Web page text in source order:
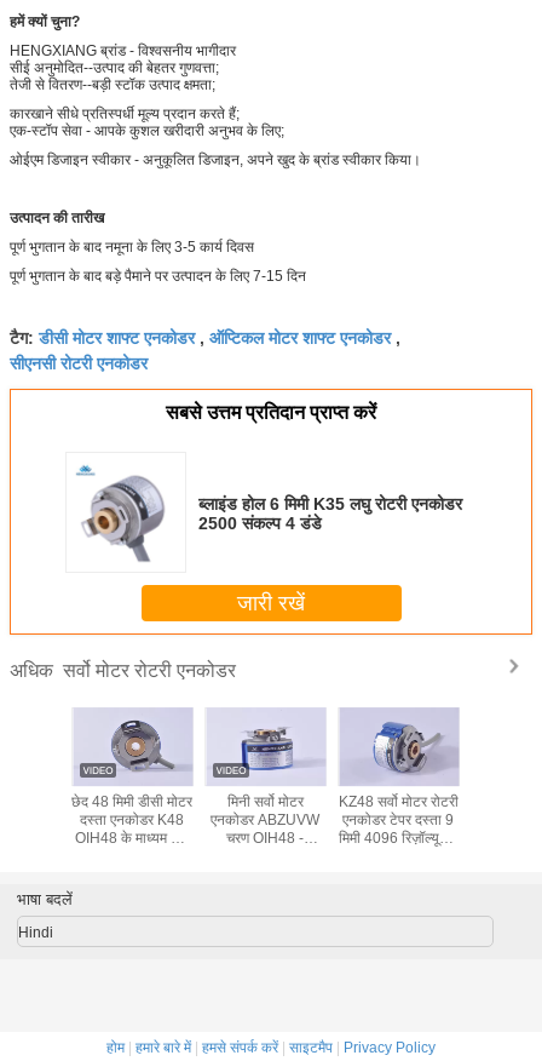
हमें क्यों चुना?
HENGXIANG ब्रांड - विश्वसनीय भागीदार
सीई अनुमोदित--उत्पाद की बेहतर गुणवत्ता;
तेजी से वितरण--बड़ी स्टॉक उत्पाद क्षमता;
कारखाने सीधे प्रतिस्पर्धी मूल्य प्रदान करते हैं;
एक-स्टॉप सेवा - आपके कुशल खरीदारी अनुभव के लिए;
ओईएम डिजाइन स्वीकार - अनुकूलित डिजाइन, अपने खुद के ब्रांड स्वीकार किया।
उत्पादन की तारीख
पूर्ण भुगतान के बाद नमूना के लिए 3-5 कार्य दिवस
पूर्ण भुगतान के बाद बड़े पैमाने पर उत्पादन के लिए 7-15 दिन
टैग:डीसी मोटर शाफ्ट एनकोडर, ऑप्टिकल मोटर शाफ्ट एनकोडर,
सीएनसी रोटरी एनकोडर
सबसे उत्तम प्रतिदान प्राप्त करें
ब्लाइंड होल 6 मिमी K35 लघु रोटरी एनकोडर
2500 संकल्प 4 डंडे
जारी रखें
अधिक सर्वो मोटर रोटरी एनकोडर
छेद 48 मिमी डीसी मोटर
दस्ता एनकोडर K48
OIH48 के माध्यम से -
मिनी सर्वो मोटर
एनकोडर ABZUVW
चरण OIH48 -
KZ48 सर्वो मोटर रोटरी
एनकोडर टेपर दस्ता 9
मिमी 4096 रिज़ॉल्यूशन
भाषा बदलें
Hindi
होम| हमारे बारे में| हमसे संपर्क करें| साइटमैप Privacy Policy